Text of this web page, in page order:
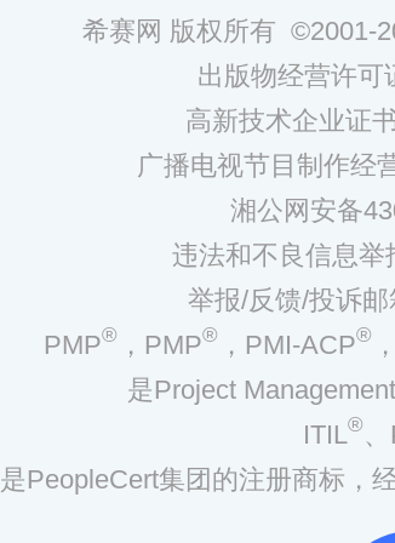
希赛网 版权所有 ©2001-
出版物经营许可
高新技术企业证
广播电视节目制作经
湘公网安备
违法和不良信息举
举报/反馈/投诉
PMP® ，PMP® ，PMI-ACP®
是Project
ITIL®
是PeopleCert集团的注册商标，